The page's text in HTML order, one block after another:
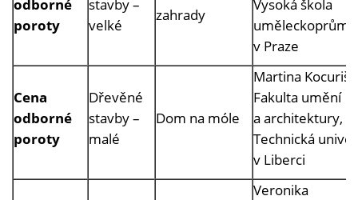
odborné
poroty
stavby –
velké
zahrady
Vysoká škola
v Praze
Cena
odborné
poroty
Dřevěné
stavby –
malé
Dom na móle
Martina
Fakulta umění
a architektury,
Technická
v Liberci
Veronika